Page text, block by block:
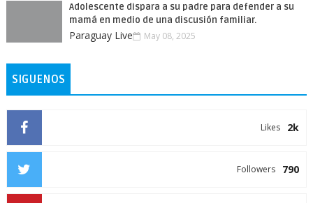
Adolescente dispara a su padre para defender a su
mamá en medio de una discusión familiar.
Paraguay Live May 08, 2025
SIGUENOS
2k
Likes
790
Followers